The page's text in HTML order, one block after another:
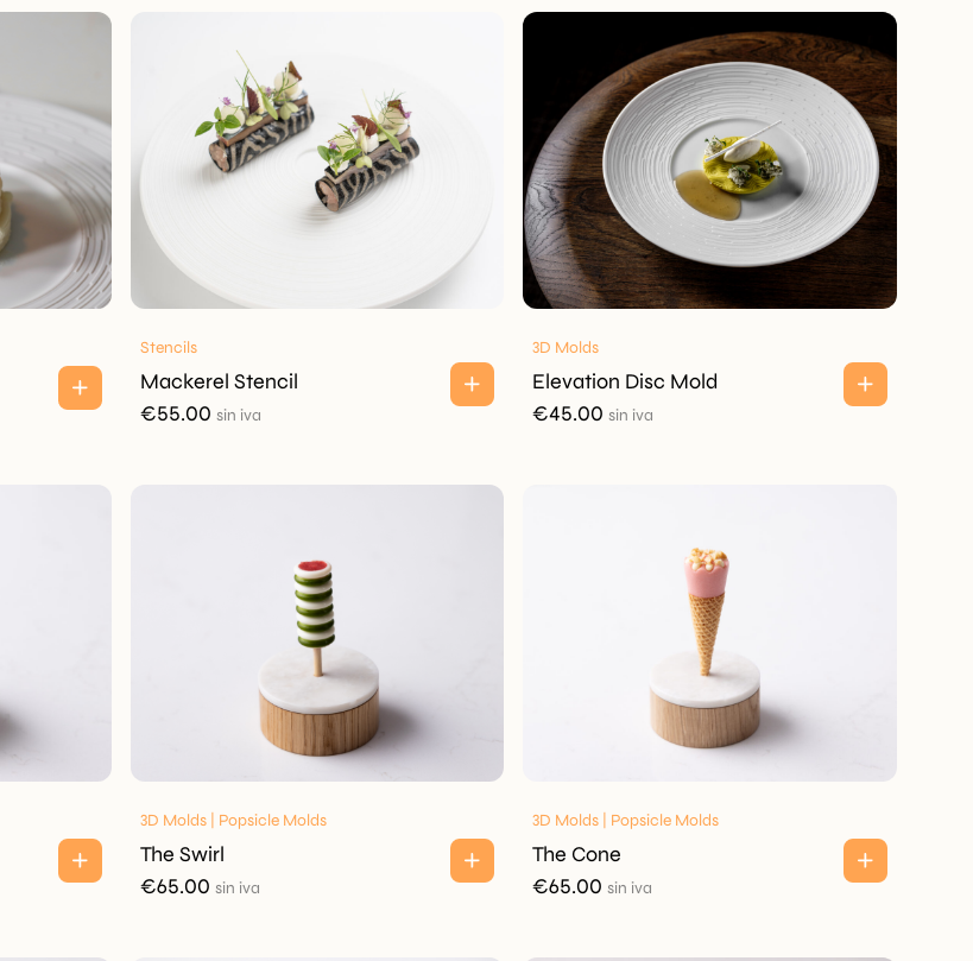
Stencils
Mackerel Stencil
€55.00 sin iva
3D Molds
Elevation Disc Mold
€45.00 sin iva
3D Molds | Popsicle Molds
The Swirl
€65.00 sin iva
3D Molds | Popsicle Molds
The Cone
€65.00 sin iva